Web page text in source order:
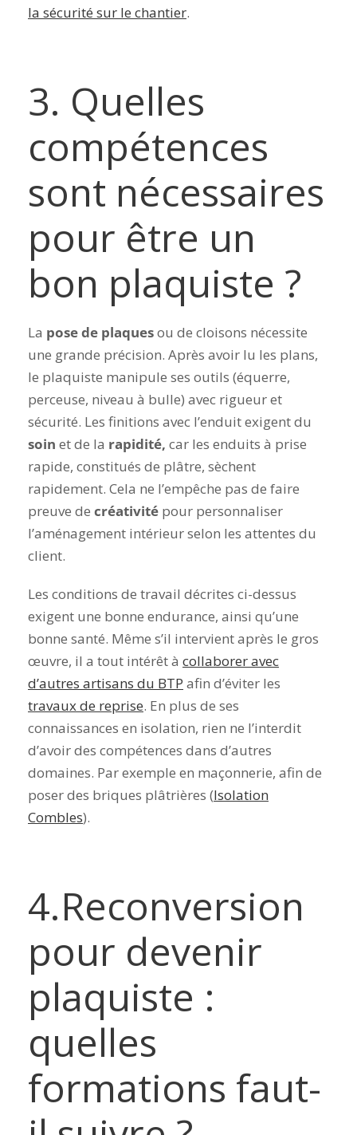
la sécurité sur le chantier.
3. Quelles
compétences
sont nécessaires
pour être un
bon plaquiste ?
La pose de plaquesou de cloisons nécessite
une grande précision. Après avoir lu les plans,
le plaquiste manipule ses outils (équerre,
perceuse, niveau à bulle) avec rigueur et
sécurité. Les finitions avec l’enduit exigent du
soin et de la rapidité, car les enduits à prise
rapide, constitués de plâtre, sèchent
rapidement. Cela ne l’empêche pas de faire
preuve de créativité pour personnaliser
l’aménagement intérieur selon les attentes du
client.
Les conditions de travail décrites ci-dessus
exigent une bonne endurance, ainsi qu’une
bonne santé. Même s’il intervient après le gros
œuvre, il a tout intérêt à collaborer avec
d’autres artisans du BTP afin d’éviter les
travaux de reprise. En plus de ses
connaissances en isolation, rien ne l’interdit
d’avoir des compétences dans d’autres
domaines. Par exemple en maçonnerie, afin de
poser des briques plâtrières (Isolation
Combles).
4.Reconversion
pour devenir
plaquiste :
quelles
formations faut-